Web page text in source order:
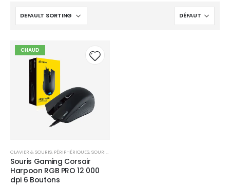
CHAUD
wishlist
CLAVIER & SOURIS, PÉRIPHÉRIQUES,SOURIS FILAIRE
Souris Gaming Corsair
Harpoon RGB PRO 12 000
dpi 6 Boutons